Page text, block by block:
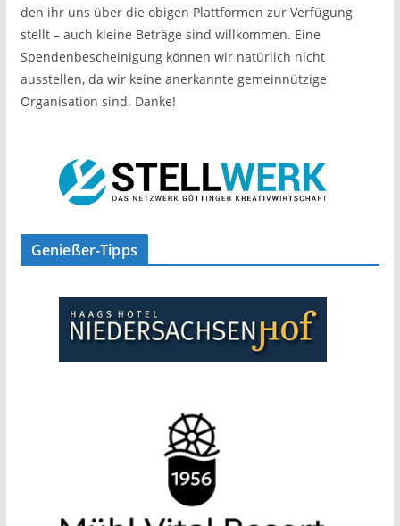
den ihr uns über die obigen Plattformen zur Verfügung
stellt – auch kleine Beträge sind willkommen. Eine
Spendenbescheinigung können wir natürlich nicht
ausstellen, da wir keine anerkannte gemeinnützige
Organisation sind. Danke!
Genießer-Tipps